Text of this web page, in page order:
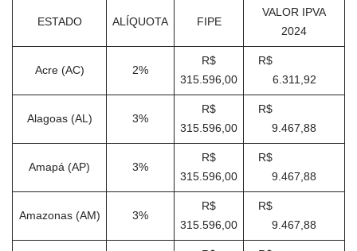
ESTADO ALÍQUOTA FIPE
VALOR IPVA
2024
Acre (AC) 2%
R$
315.596,00
R$
6.311,92
Alagoas (AL) 3%
R$
315.596,00
R$
9.467,88
Amapá (AP) 3%
R$
315.596,00
R$
9.467,88
Amazonas (AM) 3%
R$
315.596,00
R$
9.467,88